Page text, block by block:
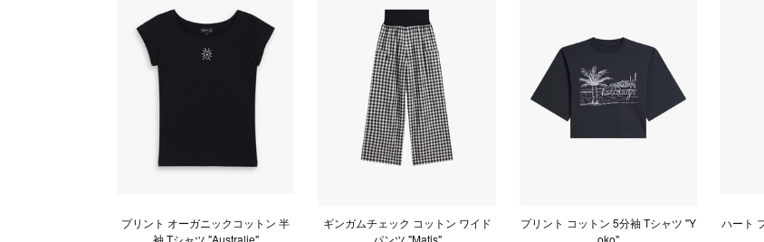
プリント オーガニックコットン 半
袖 Tシャツ "Australie"
ギンガムチェック コットン ワイド
パンツ "Matis"
プリント コットン 5分袖 Tシャツ "Y
oko"
ハート